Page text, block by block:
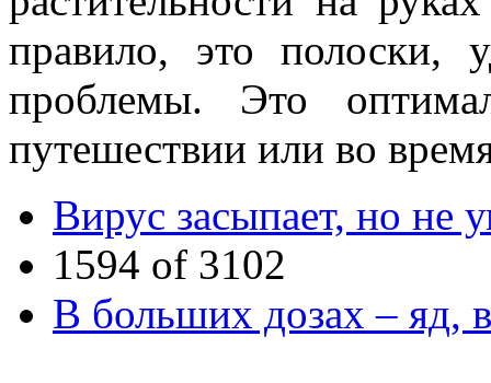
правило, это полоски,
проблемы. Это
путешествии или во
Вирус засыпает, но не
1594 of 3102
В больших дозах – яд,